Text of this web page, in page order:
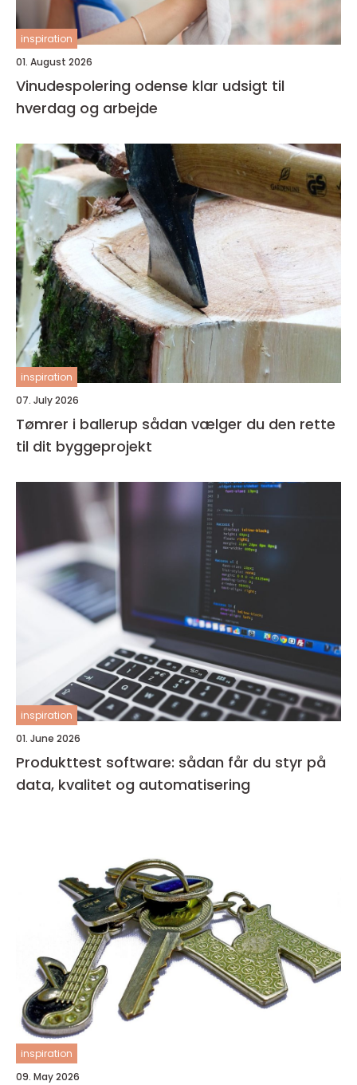
inspiration
01. August 2026
Vinudespolering odense klar udsigt til
hverdag og arbejde
inspiration
07. July 2026
Tømrer i ballerup sådan vælger du den rette
til dit byggeprojekt
inspiration
01. June 2026
Produkttest software: sådan får du styr på
data, kvalitet og automatisering
inspiration
09. May 2026